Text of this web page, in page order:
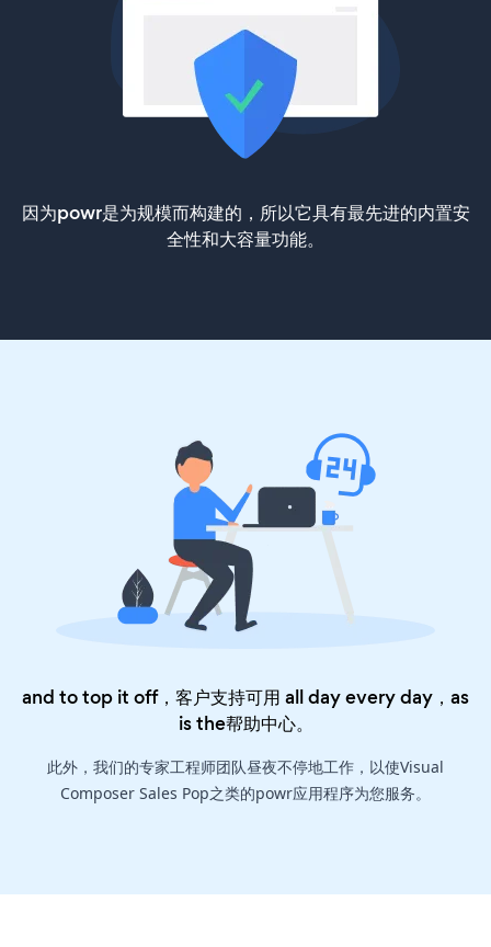
因为powr是为规模而构建的，所以它具有最先进的内置安
全性和大容量功能。
and to top it off，客户支持可用 all day every day，as
is the帮助中心。
此外，我们的专家工程师团队昼夜不停地工作，以使Visual
Composer Sales Pop之类的powr应用程序为您服务。